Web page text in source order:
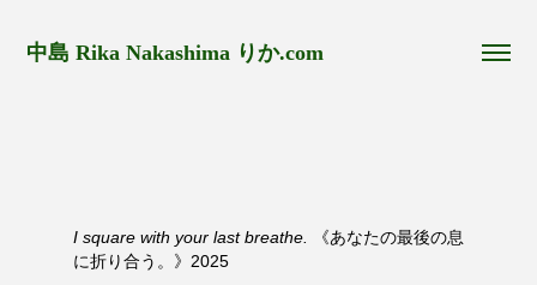
中島 Rika Nakashima りか.com
I square with your last breathe.
《あなたの最後の息
に折り合う。》2025